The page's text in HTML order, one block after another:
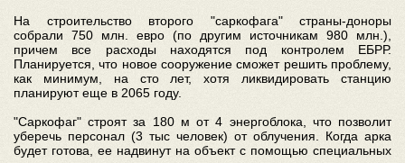
На строительство второго "саркофага" страны-доноры
собрали 750 млн. евро (по другим источникам 980 млн.),
причем все расходы находятся под контролем ЕБРР.
Планируется, что новое сооружение сможет решить проблему,
как минимум, на сто лет, хотя ликвидировать станцию
планируют еще в 2065 году.
"Саркофаг" строят за 180 м от 4 энергоблока, что позволит
уберечь персонал (3 тыс человек) от облучения. Когда арка
будет готова, ее надвинут на объект с помощью специальных